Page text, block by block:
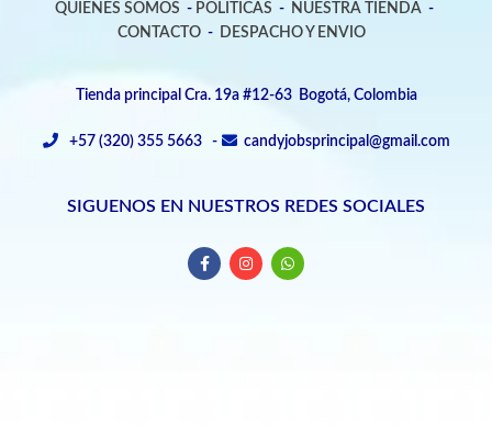
QUIENES SOMOS - POLITICAS - NUESTRA TIENDA -
CONTACTO- DESPACHO Y ENVIO
Tienda principal Cra. 19a #12-63 Bogotá, Colombia
+57 (320) 355 5663 - candyjobsprincipal@gmail.com
SIGUENOS EN NUESTROS REDES SOCIALES